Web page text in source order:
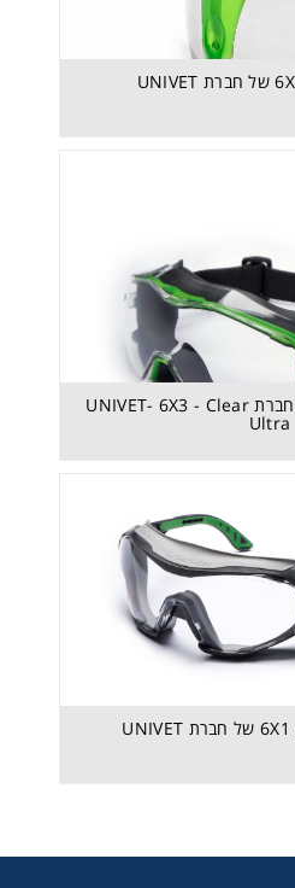
מגן פנים דגם 6X3 של חברת UNIVET- 6X3 - Clear
Ultra